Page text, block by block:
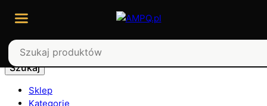
Szukaj
Sklep
Kategorie